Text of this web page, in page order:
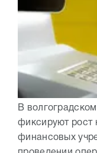
В
фиксируют рост
финансовых